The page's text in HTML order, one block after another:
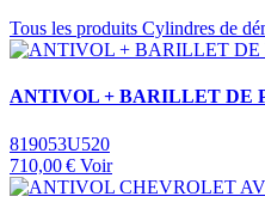
Tous les produits Cylindres de
ANTIVOL + BARILLET DE
819053U520
710,00 € Voir